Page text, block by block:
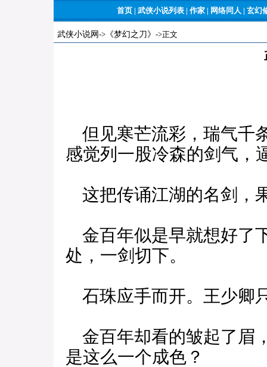
首页 | 武侠小说列表 | 作家 | 网络同人 | 玄幻
武侠小说网 -> 《梦幻之刀》 ->正文
但见寒芒流彩，瑞气千
感觉列一股冷森的剑气，
这把传诵江湖的名剑，
金百年似是早就想好了
处，一剑切下。
石珠应手而开。王少卿
金百年却看的皱起了眉
是这么一个成色？